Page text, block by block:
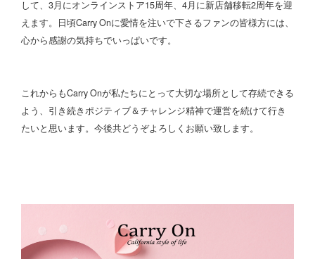
して、3月にオンラインストア15周年、4月に新店舗移転2周年を迎
えます。日頃Carry Onに愛情を注いで下さるファンの皆様方には、
心から感謝の気持ちでいっぱいです。
これからもCarry Onが私たちにとって大切な場所として存続できる
よう、引き続きポジティブ＆チャレンジ精神で運営を続けて行き
たいと思います。今後共どうぞよろしくお願い致します。